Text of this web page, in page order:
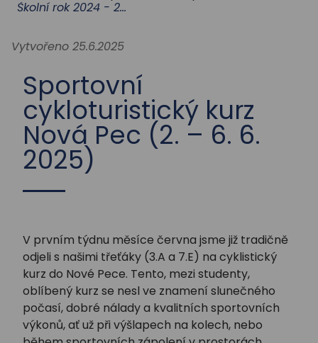
Školní rok 2024 - 2025
Vytvořeno 25.6.2025
Sportovní
cykloturistický kurz
Nová Pec (2. – 6. 6.
2025)
V prvním týdnu měsíce června jsme již tradičně
odjeli s našimi třeťáky (3.A a 7.E) na cyklistický
kurz do Nové Pece. Tento, mezi studenty,
oblíbený kurz se nesl ve znamení slunečného
počasí, dobré nálady a kvalitních sportovních
výkonů, ať už při výšlapech na kolech, nebo